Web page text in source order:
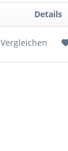
Details
Vergleichen